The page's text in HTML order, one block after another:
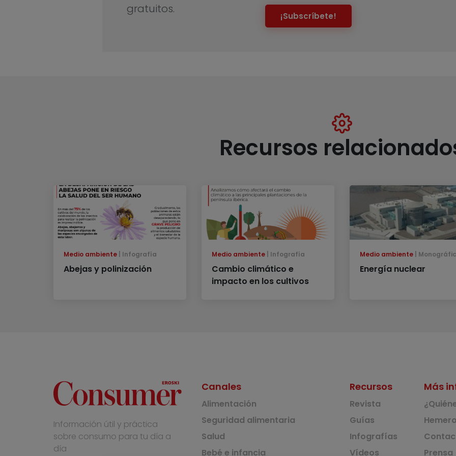
gratuitos.
¡Subscríbete!
Recursos
Medio ambiente Infografía
Abejas y polinización
Medio ambiente Infografía
Cambio climático e
impacto en los cultivos
Medio ambiente
Energía nuclear
Información útil y práctica
sobre consumo para tu día a
día
Canales
Alimentación
Seguridad alimentaria
Salud
Bebé e infancia
Recursos
Revista
Guías
Infografías
Vídeos
Más
Prensa